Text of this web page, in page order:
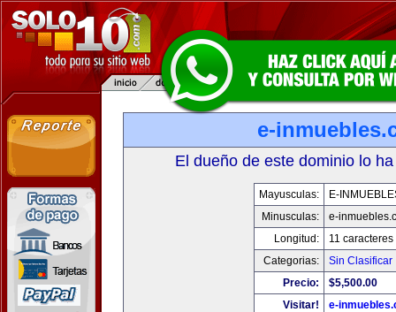
e-
El dueño de este dominio lo
Mayusculas:
E-
Minusculas:
e-
Longitud:
11 caracteres
Categorias:
Sin Clasificar
Precio:
$5,500.00
Visitar!
e-